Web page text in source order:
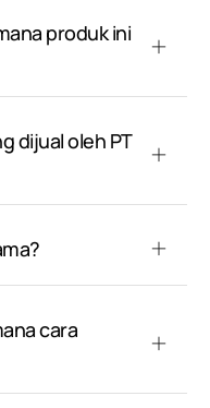
produk ini
dijual oleh PT
cara